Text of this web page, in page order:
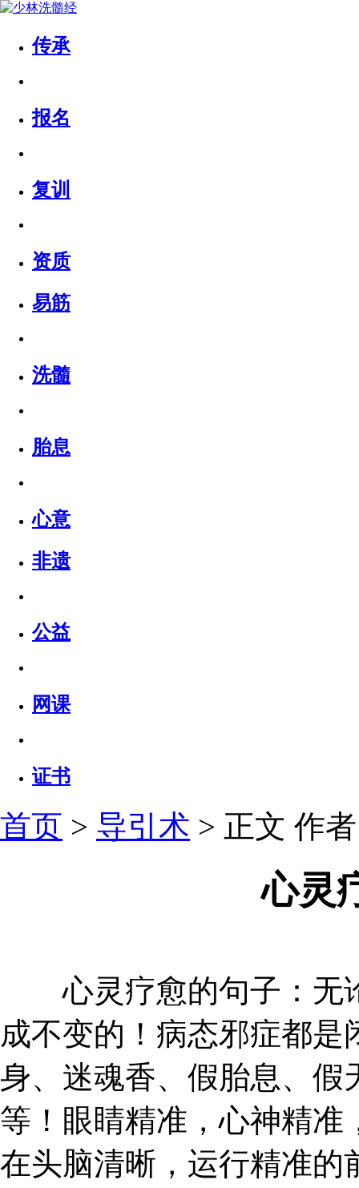
传承
报名
复训
资质
易筋
洗髓
胎息
心意
非遗
公益
网课
证书
首页 > 导引术 > 正文 作
心灵
心灵疗愈的句子：无
成不变的！病态邪症都
身、迷魂香、假胎息、假
等！眼睛精准，心神精准
在头脑清晰，运行精准的